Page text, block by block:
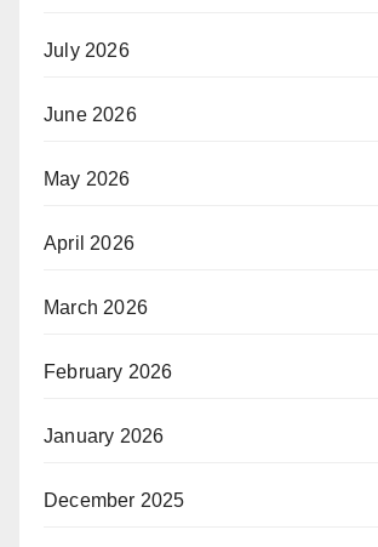
July 2026
June 2026
May 2026
April 2026
March 2026
February 2026
January 2026
December 2025